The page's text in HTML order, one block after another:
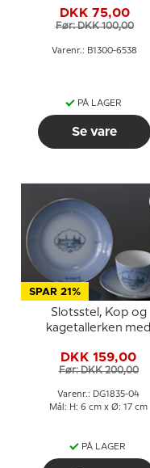
DKK 75,00
Før: DKK 100,00
Varenr.: B1300-6538
PÅ LAGER
Se vare
SPAR 21%
Slotsstel, Kop og
kagetallerken med
Grøndahl
DKK 159,00
Før: DKK 200,00
Varenr.: DG1835-04
Mål: H: 6 cm x Ø: 17 cm
PÅ LAGER